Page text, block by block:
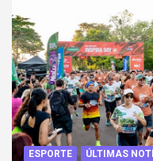
ESPORTE ÚLTIMAS